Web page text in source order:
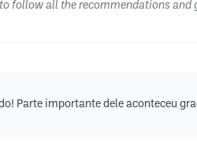
follow all the recommendations and
Parte importante dele aconteceu